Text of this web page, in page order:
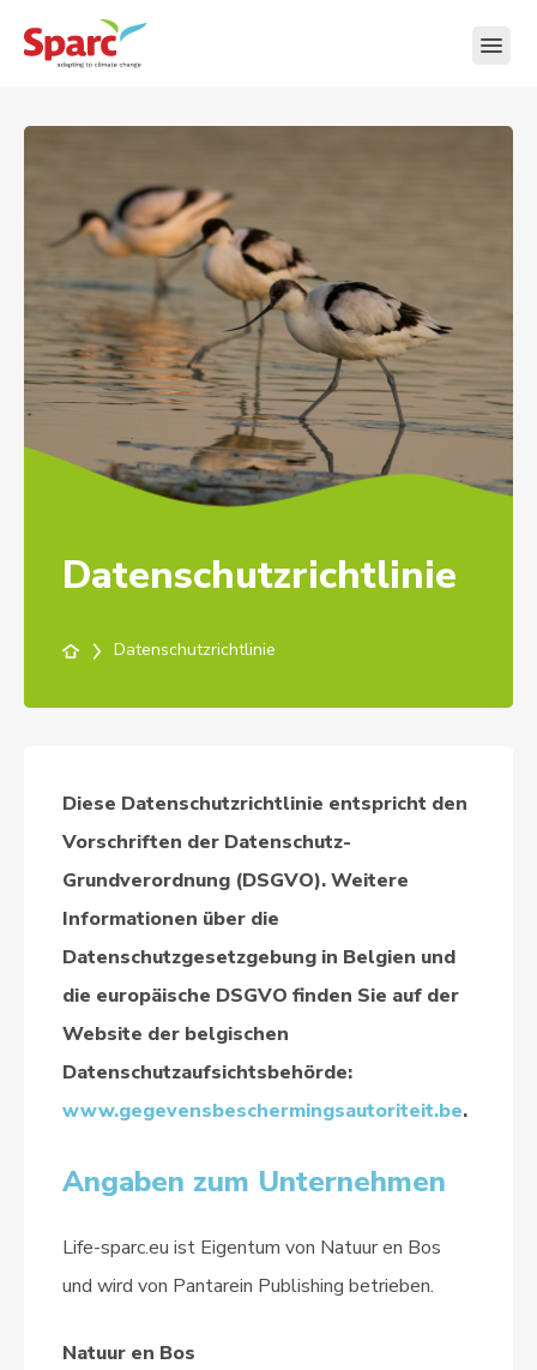
Datenschutzrichtlinie
Datenschutzrichtlinie
Diese Datenschutzrichtlinie entspricht den
Vorschriften der Datenschutz-
Grundverordnung (DSGVO). Weitere
Informationen über die
Datenschutzgesetzgebung in Belgien und
die europäische DSGVO finden Sie auf der
Website der belgischen
Datenschutzaufsichtsbehörde:
www.gegevensbeschermingsautoriteit.be.
Angaben zum Unternehmen
Life-sparc.eu ist Eigentum von Natuur en Bos
und wird von Pantarein Publishing betrieben.
Natuur en Bos